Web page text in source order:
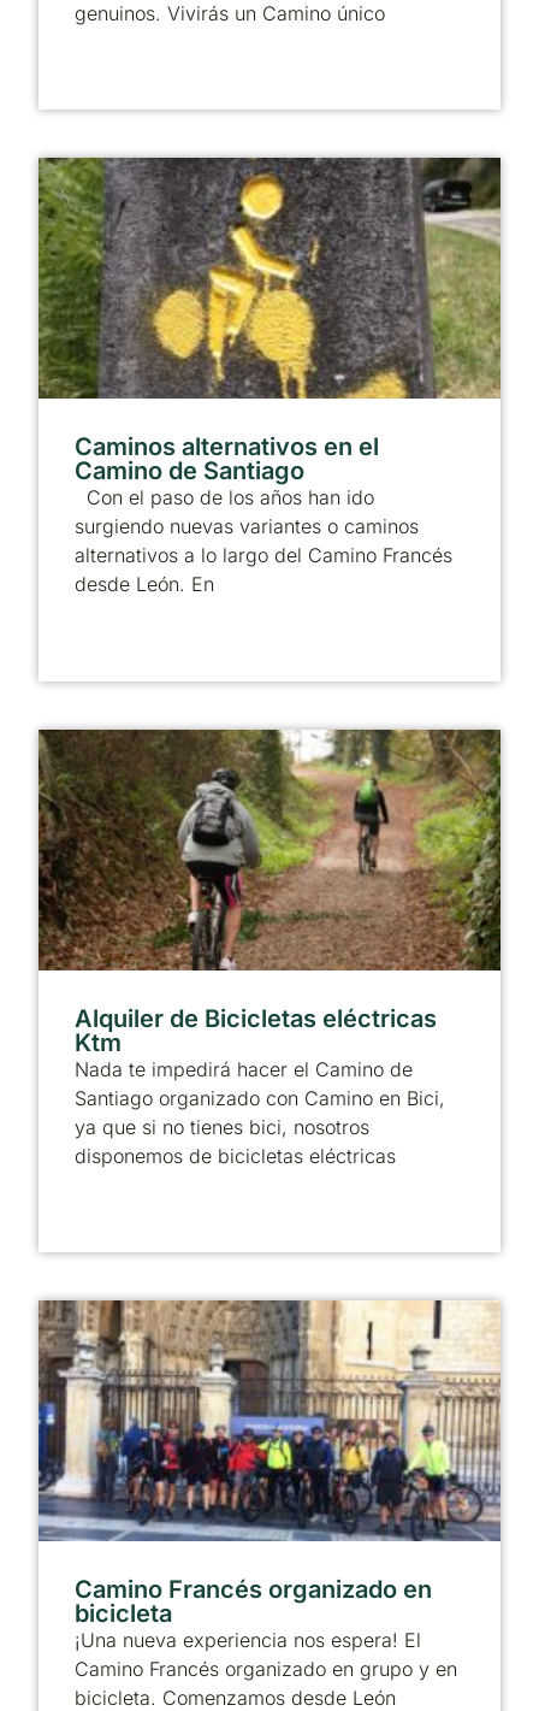
genuinos. Vivirás un Camino único
Caminos alternativos en el
Camino de Santiago
Con el paso de los años han ido
surgiendo nuevas variantes o caminos
alternativos a lo largo del Camino Francés
desde León. En
Alquiler de Bicicletas eléctricas
Ktm
Nada te impedirá hacer el Camino de
Santiago organizado con Camino en Bici,
ya que si no tienes bici, nosotros
disponemos de bicicletas eléctricas
Camino Francés organizado en
bicicleta
¡Una nueva experiencia nos espera! El
Camino Francés organizado en grupo y en
bicicleta. Comenzamos desde León